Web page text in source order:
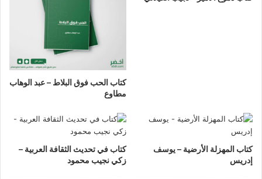
كتاب الحب فوق البلاط – عبد الوهاب
مطاوع
كتاب المهزلة الأرضية – يوسف
إدريس
كتاب في تحديث الثقافة العربية –
زكي نجيب محمود